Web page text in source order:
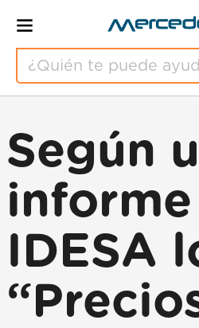
Según
IDESA